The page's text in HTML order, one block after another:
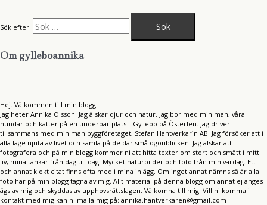
Sök efter:
Om gylleboannika
Hej. Välkommen till min blogg.
Jag heter Annika Olsson. Jag älskar djur och natur. Jag bor med min man, våra
hundar och katter på en underbar plats – Gyllebo på Österlen. Jag driver
tillsammans med min man byggföretaget, Stefan Hantverkar´n AB. Jag försöker att i
alla läge njuta av livet och samla på de där små ögonblicken. Jag älskar att
fotografera och på min blogg kommer ni att hitta texter om stort och smått i mitt
liv, mina tankar från dag till dag. Mycket naturbilder och foto från min vardag. Ett
och annat klokt citat finns ofta med i mina inlägg. Om inget annat nämns så är alla
foto här på min blogg tagna av mig. Allt material på denna blogg om annat ej anges
ägs av mig och skyddas av upphovsrättslagen. Välkomna till mig. Vill ni komma i
kontakt med mig kan ni maila mig på: annika.hantverkaren@gmail.com